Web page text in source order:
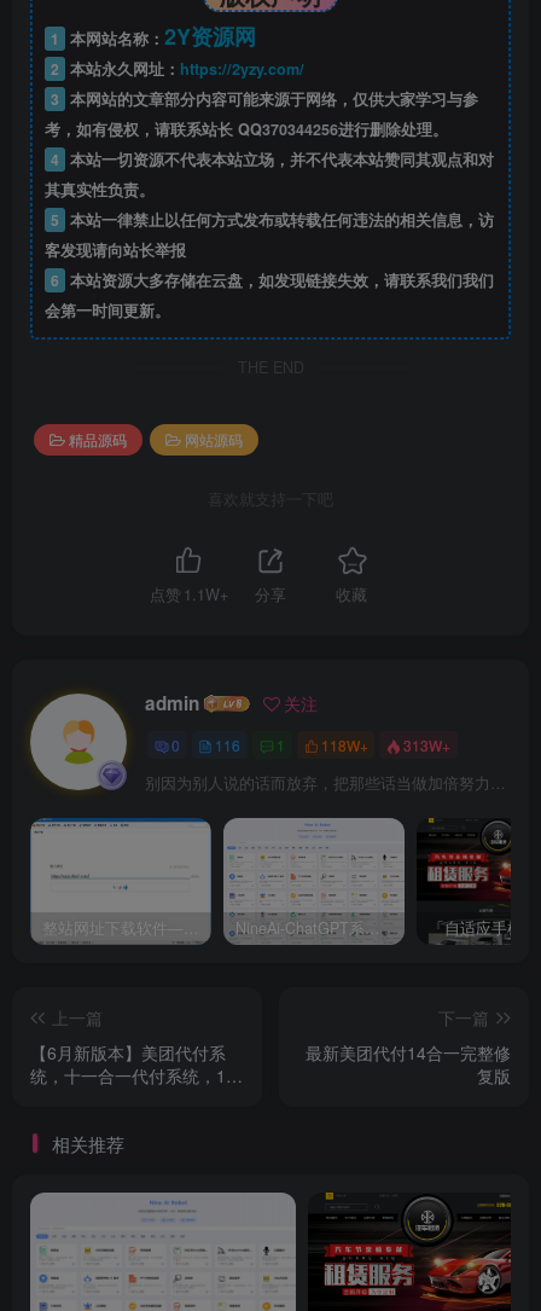
1 本网站名称： 2Y资源网
2 本站永久网址： https://2yzy.com/
3 本网站的文章部分内容可能来源于网络，仅供大家学习与参
考，如有侵权，请联系站长 QQ370344256进行删除处理。
4 本站一切资源不代表本站立场，并不代表本站赞同其观点和对
其真实性负责。
5 本站一律禁止以任何方式发布或转载任何违法的相关信息，访
客发现请向站长举报
6 本站资源大多存储在云盘，如发现链接失效，请联系我们我们
会第一时间更新。
THE END
精品源码 网站源码
喜欢就支持一下吧
点赞 1.1W+ 分享 收藏
admin 关注
0 116 1 118W+ 313W+
上一篇
【6月新版本】美团代付系
统，十一合一代付系统，11
下一篇
最新美团代付14合一完整修
复版
相关推荐